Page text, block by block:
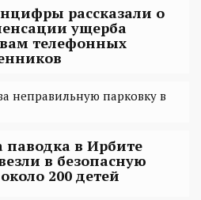
рассказали о
ущерба
телефонных
неправильную парковку в
паводка в Ирбите
в безопасную
200 детей